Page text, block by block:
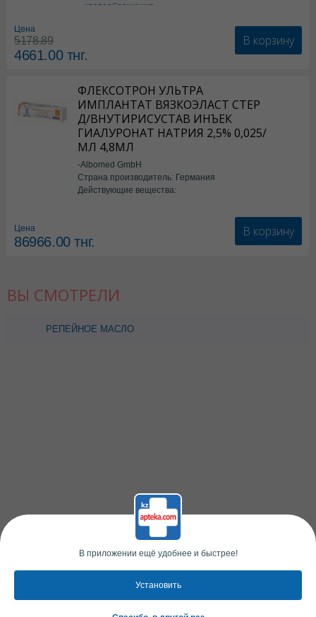
кровообращения
Цена
5178.89
4661.00тнг.
В корзину
ФЛЕКСОТРОН УЛЬТРА
ИМПЛАНТАТ ВЯЗКОЭЛАСТ СТЕР
Д/ВНУТИРИСУСТАВ ИНЪЕК
ГИАЛУРОНАТ НАТРИЯ 2,5% 0,025/
МЛ 4,8МЛ
-Albomed GmbH
Страна производитель: Германия
Действующие вещества:
Цена
86966.00тнг.
В корзину
ВЫ СМОТРЕЛИ
РЕПЕЙНОЕ МАСЛО
В приложении ещё удобнее и быстрее!
Установить